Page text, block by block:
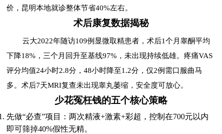
价，昆明本地就诊整体节省40%左右。
术后康复数据揭秘
云大2022年随访109例显微取精患者，术后1个月睾酮平均
下降18%，三个月回升至基线97%，未出现持续低雄。疼痛VAS
评分均值24小时2.8分，48小时降至1.2分，仅2例需口服曲马
多。术后7天MRI复查未出现睾丸萎缩，安全度可放心。
少花冤枉钱的五个核心策略
先做“必查”项目：两次精液+激素+彩超，控制在700元以内
即可筛掉40%假性无精。